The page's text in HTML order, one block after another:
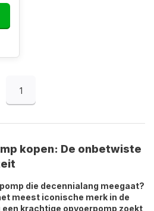
1
kopen: De onbetwiste
die decennialang meegaat?
meest iconische merk in de
een krachtige opvoerpomp zoekt